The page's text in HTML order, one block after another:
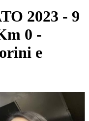
2023 - 9
0 -
e